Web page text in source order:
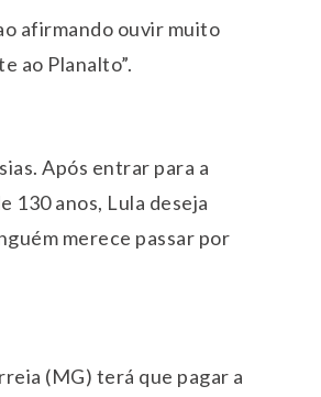
afirmando ouvir muito
ao Planalto”.
Após entrar para a
130 anos, Lula deseja
merece passar por
(MG) terá que pagar a